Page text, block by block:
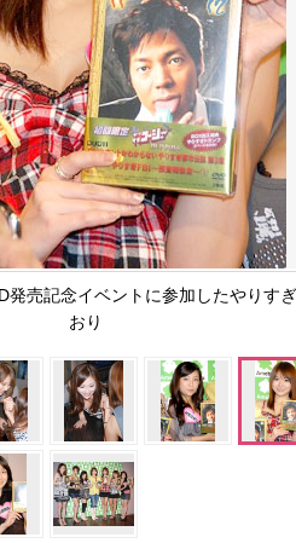
発売記念イベントに参加したやりす
おり